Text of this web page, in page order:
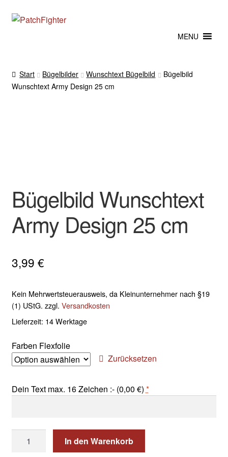
Zur
Zum
MENU
Start Bügelbilder Wunschtext Bügelbild
Bügelbild
Wunschtext Army Design 25 cm
Bügelbild Wunschtext
Army Design 25 cm
3,99 €
Kein Mehrwertsteuerausweis, da Kleinunternehmer nach §19
(1) UStG. zzgl. Versandkosten
Lieferzeit: 14 Werktage
Farben Flexfolie
Zurücksetzen
Dein Text max. 16 Zeichen :- (0,00 €) *
Wunschtext
In den Warenkorb